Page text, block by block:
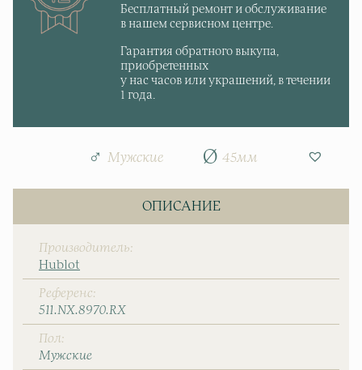
Бесплатный ремонт и обслуживание
в нашем сервисном центре.
Гарантия обратного выкупа,
приобретенных
у нас часов или украшений, в течении
1 года.
Мужские 45мм
ОПИСАНИЕ
Производитель
Hublot
Референс
511.NX.8970.RX
Пол
Мужские